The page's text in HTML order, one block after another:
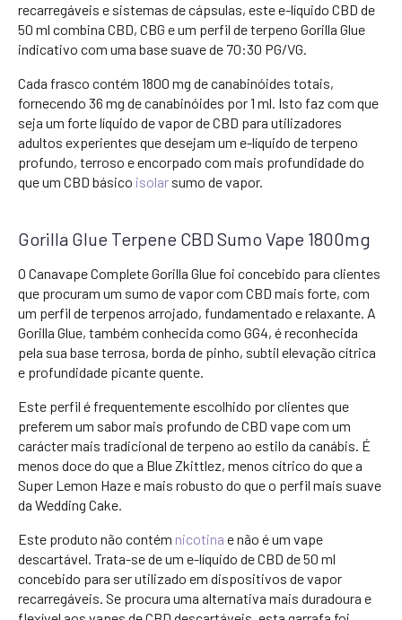
recarregáveis e sistemas de cápsulas, este e-líquido CBD de
50 ml combina CBD, CBG e um perfil de terpeno Gorilla Glue
indicativo com uma base suave de 70:30 PG/VG.
Cada frasco contém 1800 mg de canabinóides totais,
fornecendo 36 mg de canabinóides por 1 ml. Isto faz com que
seja um forte líquido de vapor de CBD para utilizadores
adultos experientes que desejam um e-líquido de terpeno
profundo, terroso e encorpado com mais profundidade do
que um CBD básico isolar sumo de vapor.
Gorilla Glue Terpene CBD Sumo Vape 1800mg
O Canavape Complete Gorilla Glue foi concebido para clientes
que procuram um sumo de vapor com CBD mais forte, com
um perfil de terpenos arrojado, fundamentado e relaxante. A
Gorilla Glue, também conhecida como GG4, é reconhecida
pela sua base terrosa, borda de pinho, subtil elevação cítrica
e profundidade picante quente.
Este perfil é frequentemente escolhido por clientes que
preferem um sabor mais profundo de CBD vape com um
carácter mais tradicional de terpeno ao estilo da canábis. É
menos doce do que a Blue Zkittlez, menos cítrico do que a
Super Lemon Haze e mais robusto do que o perfil mais suave
da Wedding Cake.
Este produto não contém nicotina e não é um vape
descartável. Trata-se de um e-líquido de CBD de 50 ml
concebido para ser utilizado em dispositivos de vapor
recarregáveis. Se procura uma alternativa mais duradoura e